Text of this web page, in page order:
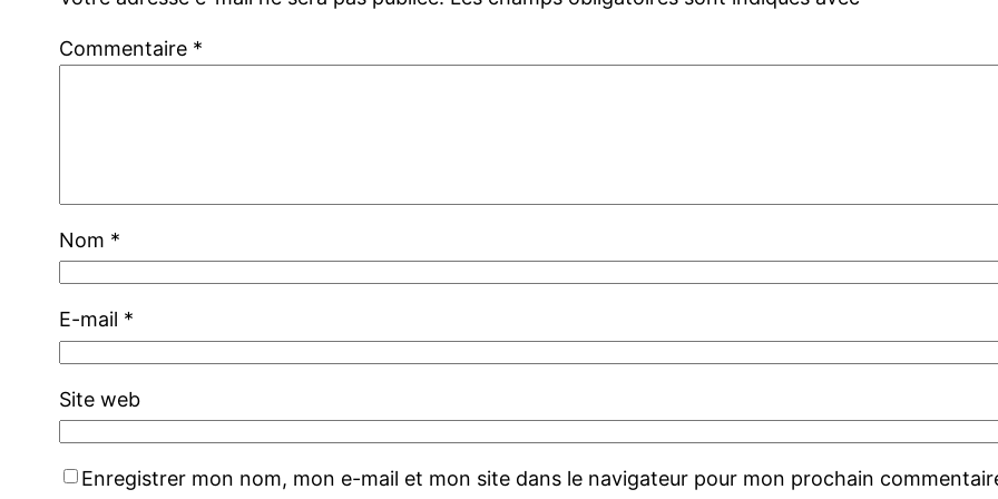
Commentaire *
Nom *
E-mail *
Site web
Enregistrer mon nom, mon e-mail et mon site dans le navigateur pour mon prochain